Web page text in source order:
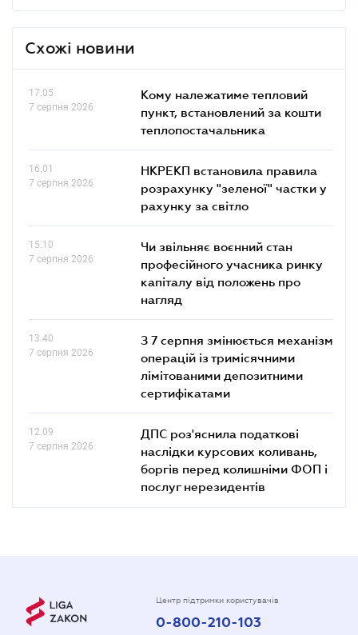
Схожі новини
17.05
7 серпня 2026
Кому належатиме тепловий
пункт, встановлений за кошти
теплопостачальника
16.01
7 серпня 2026
НКРЕКП встановила правила
розрахунку "зеленої" частки у
рахунку за світло
15.10
7 серпня 2026
Чи звільняє воєнний стан
професійного учасника ринку
капіталу від положень про
нагляд
13.40
7 серпня 2026
З 7 серпня змінюється механізм
операцій із тримісячними
лімітованими депозитними
сертифікатами
12.09
7 серпня 2026
ДПС роз'яснила податкові
наслідки курсових коливань,
боргів перед колишніми ФОП і
послуг нерезидентів
Центр підтримки користувачів
0-800-210-103